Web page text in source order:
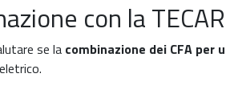
con la
se la combinazione dei CFA